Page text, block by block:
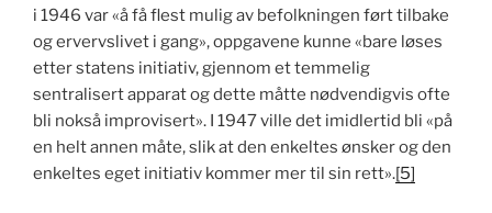
i 1946 var «å få flest mulig av befolkningen ført tilbake
og ervervslivet i gang», oppgavene kunne «bare løses
etter statens initiativ, gjennom et temmelig
sentralisert apparat og dette måtte nødvendigvis ofte
bli nokså improvisert». I 1947 ville det imidlertid bli «på
en helt annen måte, slik at den enkeltes ønsker og den
enkeltes eget initiativ kommer mer til sin rett».[5]